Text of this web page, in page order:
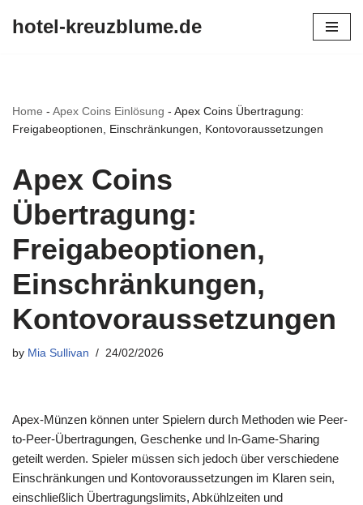
hotel-kreuzblume.de
Home - Apex Coins Einlösung - Apex Coins Übertragung:
Freigabeoptionen, Einschränkungen, Kontovoraussetzungen
Apex Coins
Übertragung:
Freigabeoptionen,
Einschränkungen,
Kontovoraussetzungen
by Mia Sullivan 24/02/2026
Apex-Münzen können unter Spielern durch Methoden wie Peer-
to-Peer-Übertragungen, Geschenke und In-Game-Sharing
geteilt werden. Spieler müssen sich jedoch über verschiedene
Einschränkungen und Kontovoraussetzungen im Klaren sein,
einschließlich Übertragungslimits, Abkühlzeiten und